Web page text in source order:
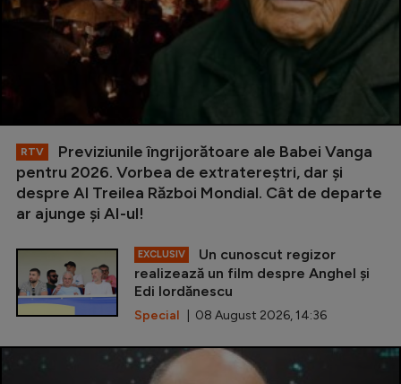
RTV
Previziunile îngrijorătoare ale Babei Vanga
pentru 2026. Vorbea de extratereștri, dar și
despre Al Treilea Război Mondial. Cât de departe
ar ajunge și AI-ul!
EXCLUSIV
Un cunoscut regizor
realizează un film despre Anghel și
Edi Iordănescu
Special | 08 August 2026, 14:36